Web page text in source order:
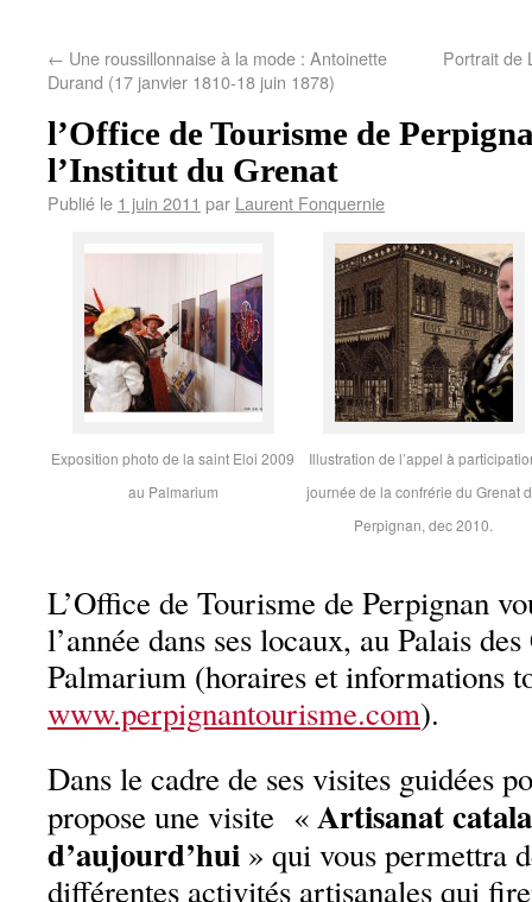
← Une roussillonnaise à la mode : Antoinette
Durand (17 janvier 1810-18 juin 1878)
Portrait de
l’Office de Tourisme de
l’Institut du Grenat
Publié le 1 juin 2011 par Laurent Fonquernie
Exposition photo de la saint Eloi 2009
au Palmarium
Illustration de l’appel à
journée de la confrérie du Grenat
Perpignan, dec 2010.
L’Office de Tourisme de Perpignan
l’année dans ses locaux, au Palais
Palmarium (horaires et informations
www.perpignantourisme.com).
Dans le cadre de ses visites guidées
propose une visite «Artisanat
d’aujourd’hui » qui vous permettra
différentes activités artisanales qui